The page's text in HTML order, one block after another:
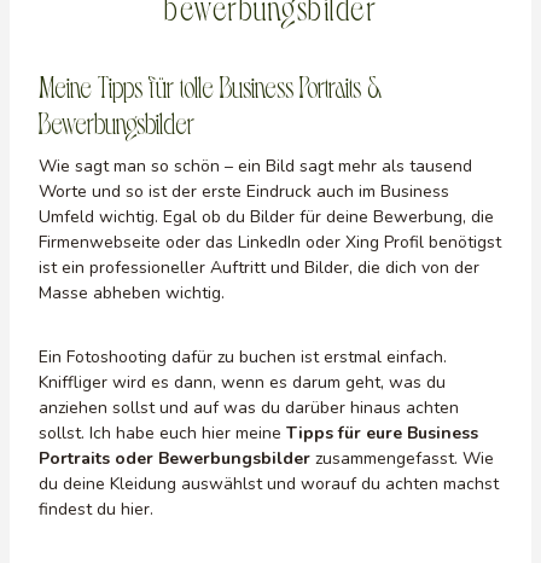
Meine Tipps für tolle Business Portraits &
Bewerbungsbilder
Wie sagt man so schön – ein Bild sagt mehr als tausend
Worte und so ist der erste Eindruck auch im Business
Umfeld wichtig. Egal ob du Bilder für deine Bewerbung, die
Firmenwebseite oder das LinkedIn oder Xing Profil benötigst
ist ein professioneller Auftritt und Bilder, die dich von der
Masse abheben wichtig.
Ein Fotoshooting dafür zu buchen ist erstmal einfach.
Kniffliger wird es dann, wenn es darum geht, was du
anziehen sollst und auf was du darüber hinaus achten
sollst. Ich habe euch hier meine Tipps für eure Business
Portraits oder Bewerbungsbilder zusammengefasst. Wie
du deine Kleidung auswählst und worauf du achten machst
findest du hier.